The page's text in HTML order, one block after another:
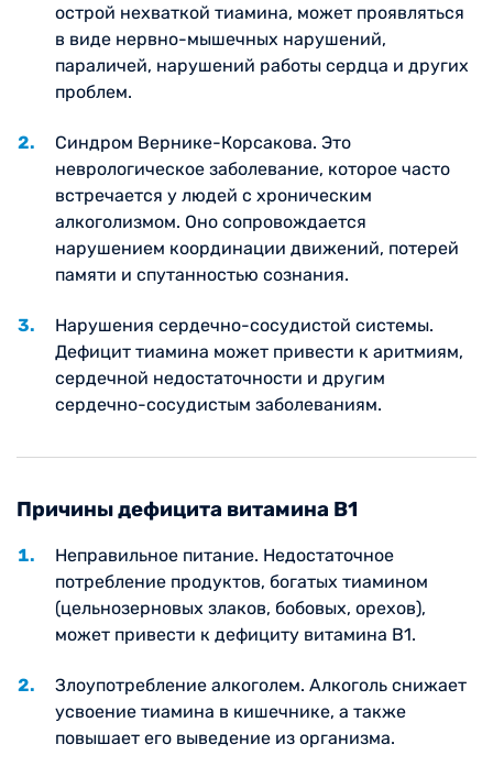
острой нехваткой тиамина, может проявляться
в виде нервно-мышечных нарушений,
параличей, нарушений работы сердца и других
проблем.
Синдром Вернике-Корсакова. Это
неврологическое заболевание, которое часто
встречается у людей с хроническим
алкоголизмом. Оно сопровождается
нарушением координации движений, потерей
памяти и спутанностью сознания.
Нарушения сердечно-сосудистой системы.
Дефицит тиамина может привести к аритмиям,
сердечной недостаточности и другим
сердечно-сосудистым заболеваниям.
Причины дефицита витамина B1
Неправильное питание. Недостаточное
потребление продуктов, богатых тиамином
(цельнозерновых злаков, бобовых, орехов),
может привести к дефициту витамина B1.
Злоупотребление алкоголем. Алкоголь снижает
усвоение тиамина в кишечнике, а также
повышает его выведение из организма.